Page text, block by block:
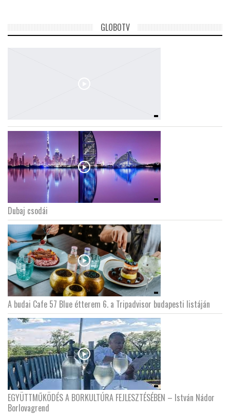
GLOBOTV
Dubaj csodái
A budai Cafe 57 Blue étterem 6. a Tripadvisor budapesti listáján
EGYÜTTMŰKÖDÉS A BORKULTÚRA FEJLESZTÉSÉBEN – István Nádor
Borlovagrend